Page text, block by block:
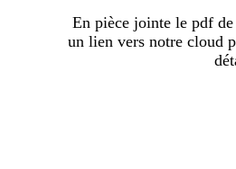
En pièce jointe le pdf de
un lien vers notre cloud